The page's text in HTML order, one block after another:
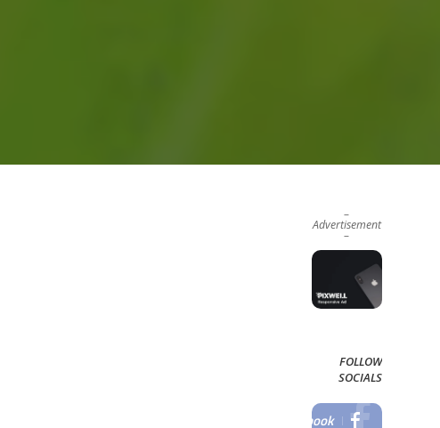
–
Advertisement
–
FOLLOW
SOCIALS
Facebook